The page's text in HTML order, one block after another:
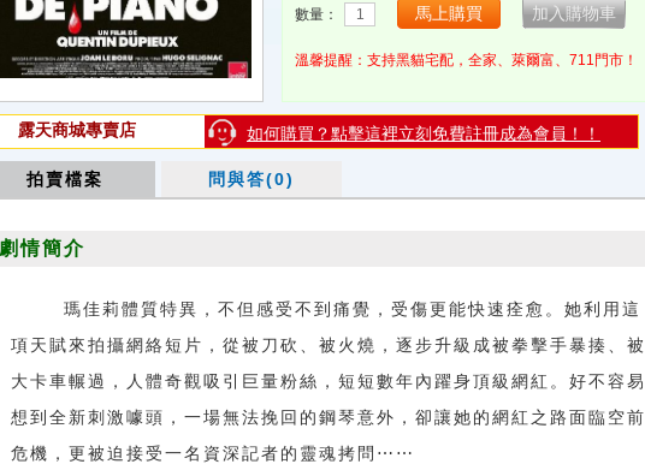
數量：
溫馨提醒：支持黑貓宅配，全家、萊爾富、711門市！
如何購買？點擊這裡立刻免費註冊成為會員！！
露天商城專賣店
拍賣檔案 問與答(0)
劇情簡介
瑪佳莉體質特異，不但感受不到痛覺，受傷更能快速痊愈。她利用這
項天賦來拍攝網絡短片，從被刀砍、被火燒，逐步升級成被拳擊手暴揍、被
大卡車輾過，人體奇觀吸引巨量粉絲，短短數年內躍身頂級網紅。好不容易
想到全新刺激噱頭，一場無法挽回的鋼琴意外，卻讓她的網紅之路面臨空前
危機，更被迫接受一名資深記者的靈魂拷問⋯⋯